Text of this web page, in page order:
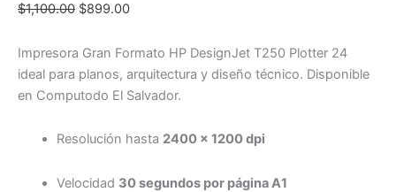
$1,100.00 $899.00
Impresora Gran Formato HP DesignJet T250 Plotter 24
ideal para planos, arquitectura y diseño técnico. Disponible
en Computodo El Salvador.
Resolución hasta 2400 x 1200 dpi
Velocidad 30 segundos por página A1